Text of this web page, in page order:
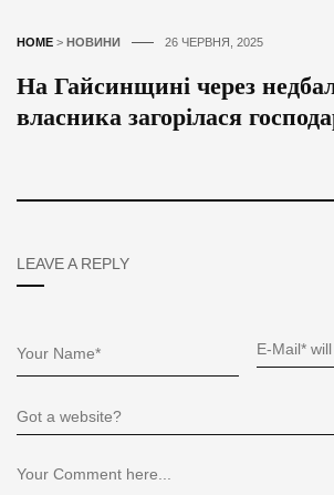
HOME > НОВИНИ 26 ЧЕРВНЯ, 2025
На Гайсинщині через
власника загорілася
LEAVE A REPLY